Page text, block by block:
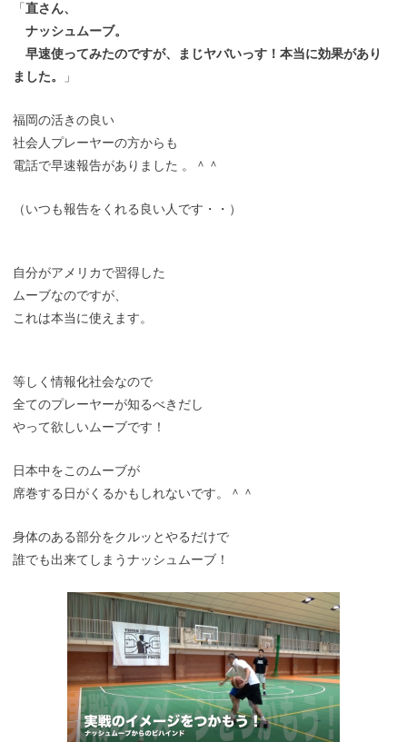
「直さん、
ナッシュムーブ。
早速使ってみたのですが、まじヤバいっす！本当に効果があり
ました。
」
福岡の活きの良い
社会人プレーヤーの方からも
電話で早速報告がありました 。＾＾
（いつも報告をくれる良い人です・・）
自分がアメリカで習得した
ムーブなのですが、
これは本当に使えます。
等しく情報化社会なので
全てのプレーヤーが知るべきだし
やって欲しいムーブです！
日本中をこのムーブが
席巻する日がくるかもしれないです。＾＾
身体のある部分をクルッとやるだけで
誰でも出来てしまうナッシュムーブ！